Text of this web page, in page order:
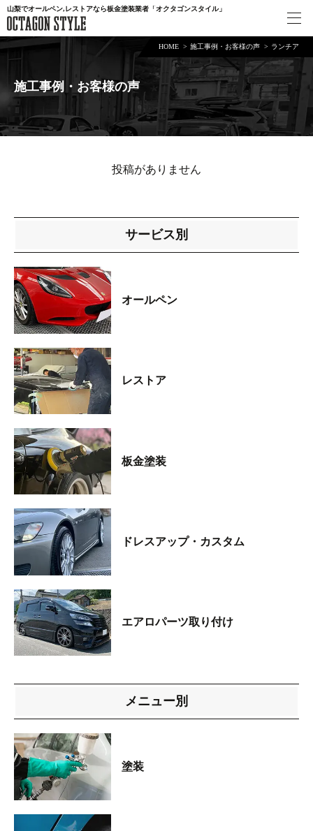
山梨でオールペン,レストアなら板金塗装業者「オクタゴンスタイル」
施工事例・お客様の声
HOME 施工事例・お客様の声 ランチア
投稿がありません
サービス別
オールペン
レストア
板金塗装
ドレスアップ・カスタム
エアロパーツ取り付け
メニュー別
塗装